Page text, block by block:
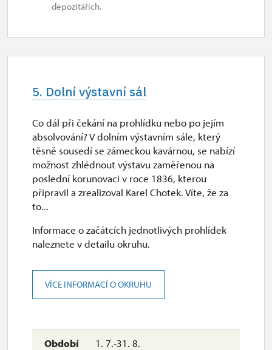
depozitářích.
5. Dolní výstavní sál
1. 7.-31. 8.
Co dál při čekání na prohlídku nebo po jejím
absolvování? V dolním výstavním sále, který
těsně sousedí se zámeckou kavárnou, se nabízí
možnost zhlédnout výstavu zaměřenou na
poslední korunovaci v roce 1836, kterou
připravil a zrealizoval Karel Chotek. Víte, že za
to...
Informace o začátcích jednotlivých prohlídek
naleznete v detailu okruhu.
VÍCE INFORMACÍ O OKRUHU